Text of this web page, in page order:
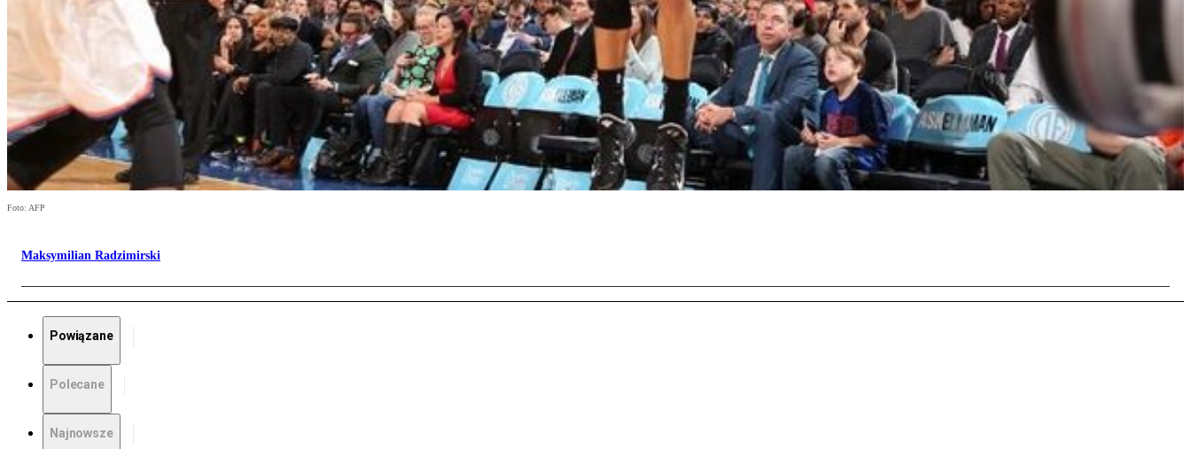
Foto: AFP
Maksymilian Radzimirski
Powiązane
Polecane
Najnowsze